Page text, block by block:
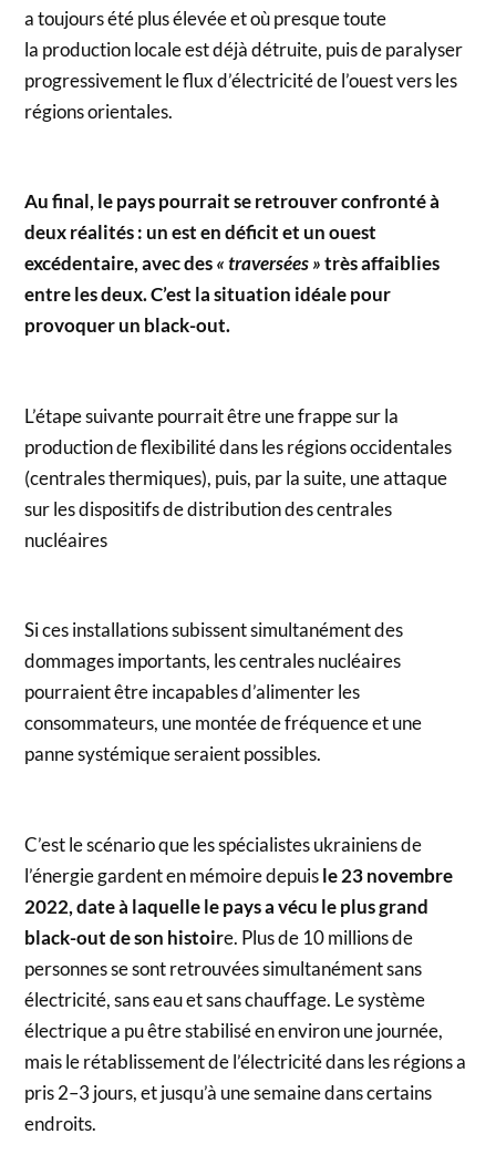
a toujours été plus élevée et où presque toute
la production locale est déjà détruite, puis de paralyser
progressivement le flux d’électricité de l’ouest vers les
régions orientales.
Au final, le pays pourrait se retrouver confronté à
deux réalités : un est en déficit et un ouest
excédentaire, avec des« traversées »très affaiblies
entre les deux. C’est la situation idéale pour
provoquer un black-out.
L’étape suivante pourrait être une frappe sur la
production de flexibilité dans les régions occidentales
(centrales thermiques), puis, par la suite, une attaque
sur les dispositifs de distribution des centrales
nucléaires
Si ces installations subissent simultanément des
dommages importants, les centrales nucléaires
pourraient être incapables d’alimenter les
consommateurs, une montée de fréquence et une
panne systémique seraient possibles.
C’est le scénario que les spécialistes ukrainiens de
l’énergie gardent en mémoire depuisle 23 novembre
2022, date à laquelle le pays a vécu le plus grand
black-out de son histoire. Plus de 10 millions de
personnes se sont retrouvées simultanément sans
électricité, sans eau et sans chauffage. Le système
électrique a pu être stabilisé en environ une journée,
mais le rétablissement de l’électricité dans les régions a
pris 2–3 jours, et jusqu’à une semaine dans certains
endroits.